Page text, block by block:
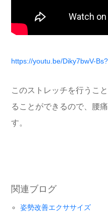
https://youtu.be/Diky7bwV-
このストレッチを行うこ
ることができるので、腰
す。
関連ブログ
姿勢改善エクササイズ